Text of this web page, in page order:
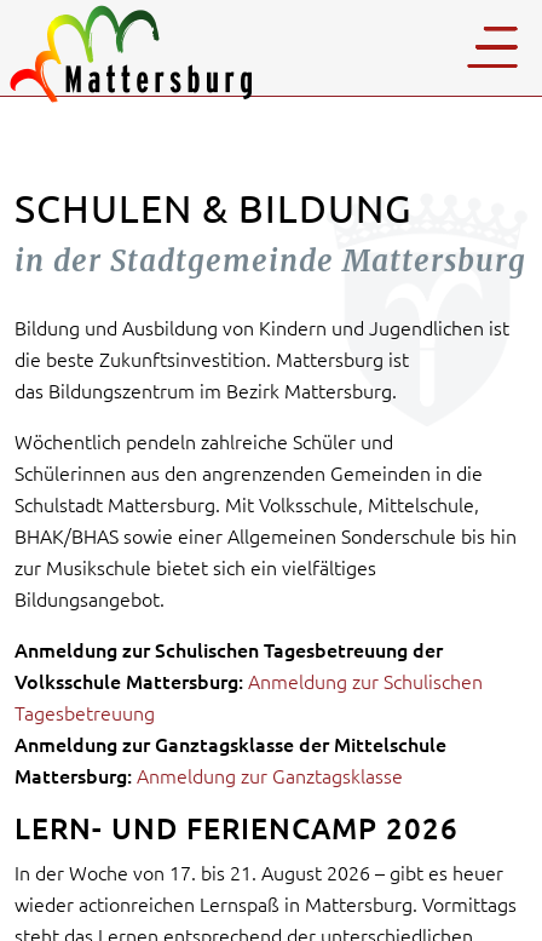
SCHULEN & BILDUNG
in der Stadtgemeinde Mattersburg
Bildung und Ausbildung von Kindern und Jugendlichen ist
die beste Zukunftsinvestition. Mattersburg ist
das Bildungszentrum im Bezirk Mattersburg.
Wöchentlich pendeln zahlreiche Schüler und
Schülerinnen aus den angrenzenden Gemeinden in die
Schulstadt Mattersburg. Mit Volksschule, Mittelschule,
BHAK/BHAS sowie einer Allgemeinen Sonderschule bis hin
zur Musikschule bietet sich ein vielfältiges
Bildungsangebot.
Anmeldung zur Schulischen Tagesbetreuung der
Volksschule Mattersburg:Anmeldung zur Schulischen
Tagesbetreuung
Anmeldung zur Ganztagsklasse der Mittelschule
Mattersburg:Anmeldung zur Ganztagsklasse
LERN- UND FERIENCAMP 2026
In der Woche von 17. bis 21. August 2026 – gibt es heuer
wieder actionreichen Lernspaß in Mattersburg. Vormittags
steht das Lernen entsprechend der unterschiedlichen